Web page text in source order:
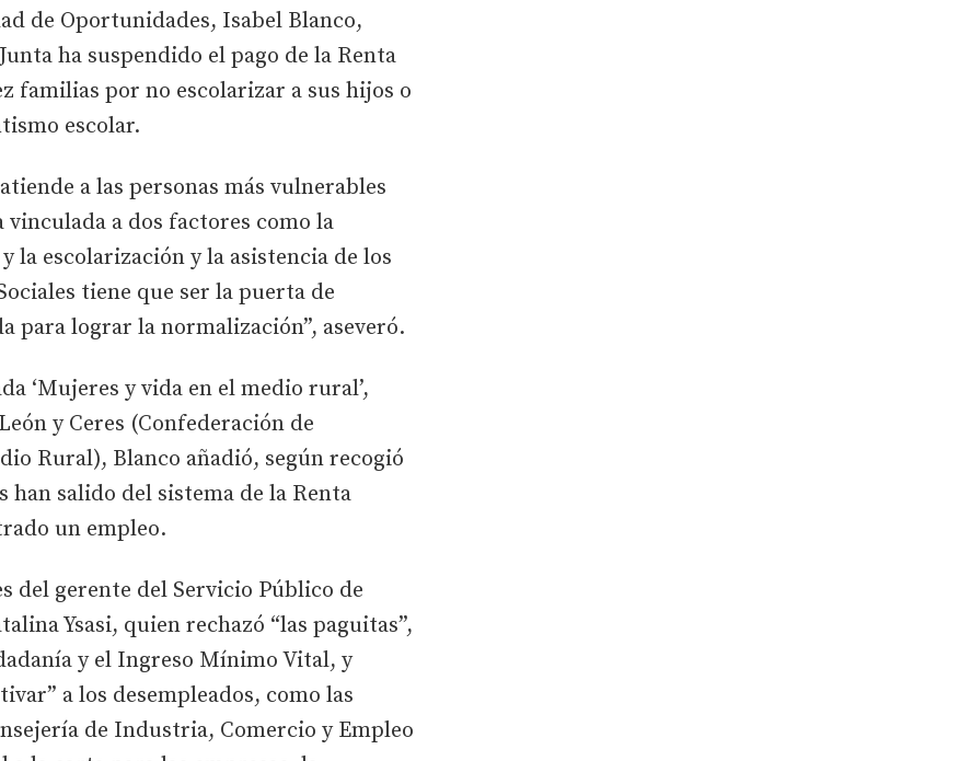
de Oportunidades, Isabel Blanco,
ha suspendido el pago de la Renta
familias por no escolarizar a sus hijos o
escolar.
a las personas más vulnerables
vinculada a dos factores como la
la escolarización y la asistencia de los
tiene que ser la puerta de
para lograr la normalización”, aseveró.
‘Mujeres y vida en el medio rural’,
y Ceres (Confederación de
Rural), Blanco añadió, según recogió
han salido del sistema de la Renta
un empleo.
del gerente del Servicio Público de
Ysasi, quien rechazó “las paguitas”,
y el Ingreso Mínimo Vital, y
a los desempleados, como las
de Industria, Comercio y Empleo